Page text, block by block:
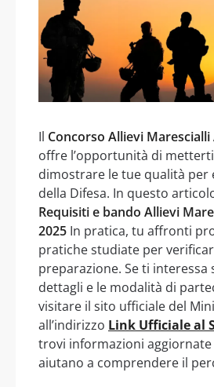
Il Concorso Allievi
offre l’opportunità di
dimostrare le tue qualità per
della Difesa. In questo
Requisiti e bando Allievi
2025 In pratica, tu affronti
pratiche studiate per
preparazione. Se ti
dettagli e le modalità di
visitare il sito ufficiale del
all’indirizzo Link Ufficiale al
trovi informazioni aggiornate
aiutano a comprendere il